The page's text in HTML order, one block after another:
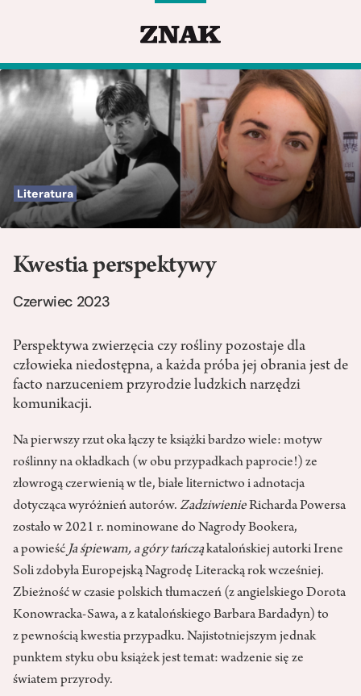
Literatura
Kwestia perspektywy
Czerwiec 2023
Perspektywa zwierzęcia czy rośliny pozostaje dla
człowieka niedostępna, a każda próba jej obrania jest de
facto narzuceniem przyrodzie ludzkich narzędzi
komunikacji.
Na pierwszy rzut oka łączy te książki bardzo wiele: motyw
roślinny na okładkach (w obu przypadkach paprocie!) ze
złowrogą czerwienią w tle, białe liternictwo i adnotacja
dotycząca wyróżnień autorów. ZadziwienieRicharda Powersa
zostało w 2021 r. nominowane do Nagrody Bookera,
a powieść Ja śpiewam, a góry tańcząkatalońskiej autorki Irene
Soli zdobyła Europejską Nagrodę Literacką rok wcześniej.
Zbieżność w czasie polskich tłumaczeń (z angielskiego Dorota
Konowracka-Sawa, a z katalońskiego Barbara Bardadyn) to
z pewnością kwestia przypadku. Najistotniejszym jednak
punktem styku obu książek jest temat: wadzenie się ze
światem przyrody.